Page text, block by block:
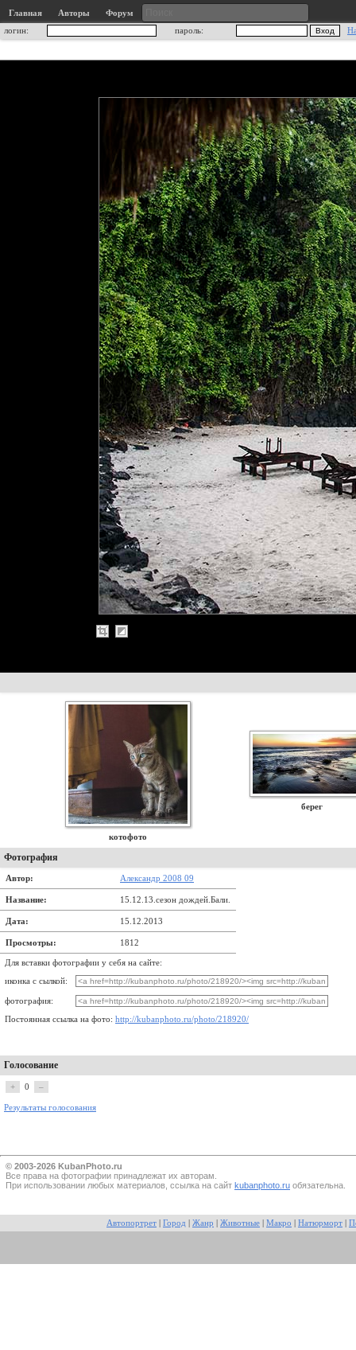
Главная Авторы
Форум
логин:
пароль:
котофото
берег
Фотография
Автор: Александр 2008 09
Название: 15.12.13.сезон дождей.Бали.
Дата: 15.12.2013
Просмотры: 1812
Для вставки фотографии у себя на сайте:
иконка с сылкой:
фотография:
Постоянная ссылка на фото: http://kubanphoto.ru/photo/218920/
Голосование
+ 0 –
Результаты голосования
© 2003-2026 KubanPhoto.ru
Все прaва на фотографии принадлежат их авторам.
При использовании любых материалов, ссылка на сайт kubanphoto.ru обязательна.
Автопортрет Город Жанр Животные Макро Натюрморт